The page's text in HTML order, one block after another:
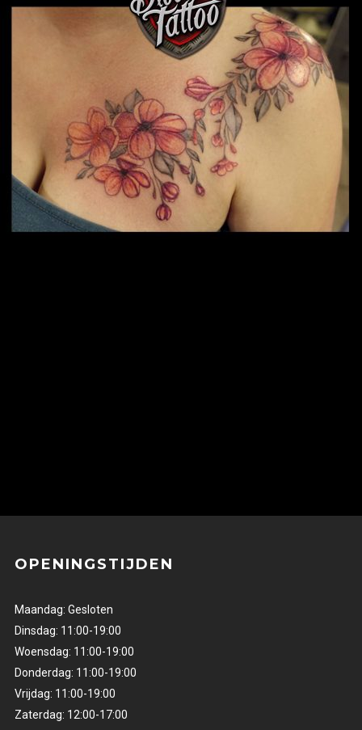
OPENINGSTIJDEN
Maandag: Gesloten
Dinsdag: 11:00-19:00
Woensdag: 11:00-19:00
Donderdag: 11:00-19:00
Vrijdag: 11:00-19:00
Zaterdag: 12:00-17:00